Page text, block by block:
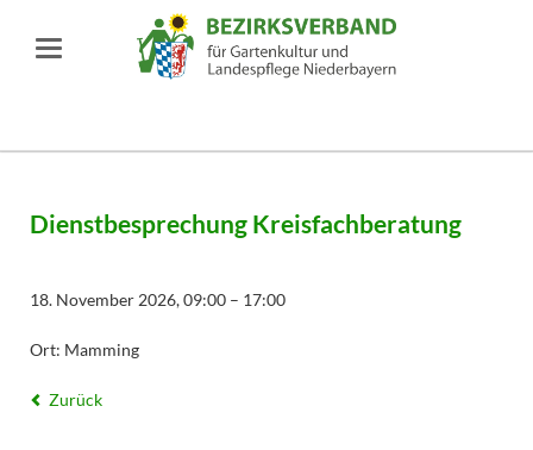
Dienstbesprechung Kreisfachberatung
18. November 2026, 09:00 – 17:00
Ort: Mamming
Zurück